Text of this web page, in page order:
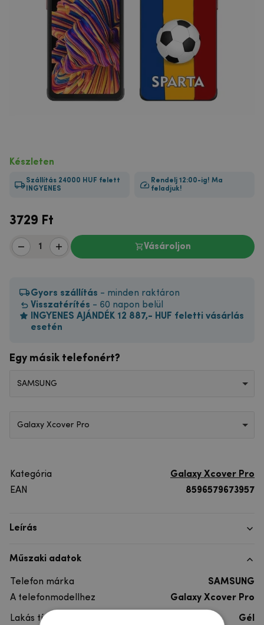
Készleten
Szállítás 24000 HUF felett
INGYENES
Rendelj 12:00-ig! Ma
feladjuk!
3729 Ft
Vásároljon
Gyors szállítás - minden raktáron
Visszatérítés - 60 napon belül
INGYENES AJÁNDÉK 12 887,- HUF feletti vásárlás
esetén
Egy másik telefonért?
SAMSUNG
Galaxy Xcover Pro
Kategória
Galaxy Xcover Pro
EAN
8596579673957
Leírás
Műszaki adatok
Telefon márka
SAMSUNG
A telefonmodellhez
Galaxy Xcover Pro
Lakás típusa
Gél